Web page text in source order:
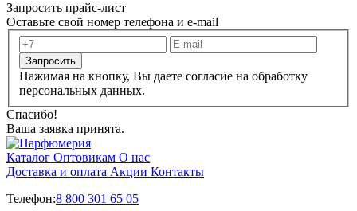
Запросить прайс-лист
Оставьте свой номер телефона и e-mail
Запросить
Нажимая на кнопку, Вы даете согласие на обработку
персональных данных.
Спасибо!
Ваша заявка принята.
Каталог Оптовикам О нас
Доставка и оплата Акции Контакты
Телефон:8 800 301 65 05